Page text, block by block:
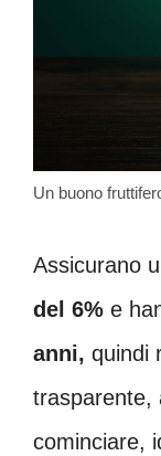
Un buono
Assicurano
del 6% e
anni, quindi
trasparente,
cominciare,